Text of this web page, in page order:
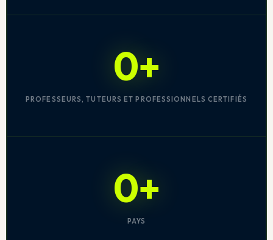
0+
PROFESSEURS, TUTEURS ET PROFESSIONNELS CERTIFIÉS
0+
PAYS